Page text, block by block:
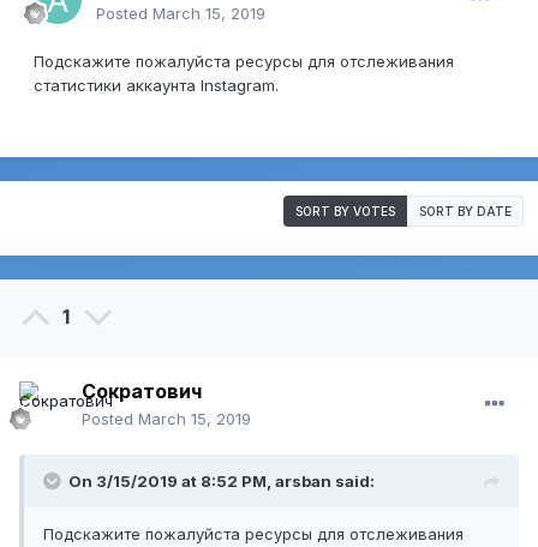
Posted March 15, 2019
Подскажите пожалуйста ресурсы для отслеживания
статистики аккаунта Instagram.
SORT BY VOTES SORT BY DATE
1
Сократович
Posted March 15, 2019
On 3/15/2019 at 8:52 PM, arsban said:
Подскажите пожалуйста ресурсы для отслеживания